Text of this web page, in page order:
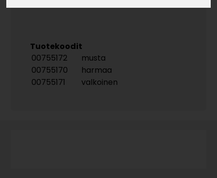
Tuotekoodit
00755172
musta
00755170
harmaa
00755171
valkoinen